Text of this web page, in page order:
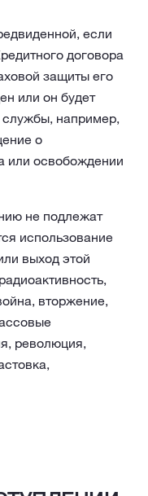
если
договора
защиты его
или он будет
службы, например,
о
или освобождении
не подлежат
использование
выход этой
вторжение,
революция,